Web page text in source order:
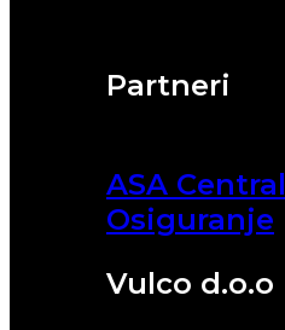
Partneri
ASA Central
Osiguranje
Vulco d.o.o